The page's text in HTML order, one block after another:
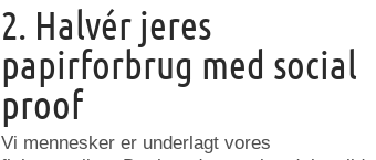
2. Halvér jeres
papirforbrug med social
proof
Vi mennesker er underlagt vores